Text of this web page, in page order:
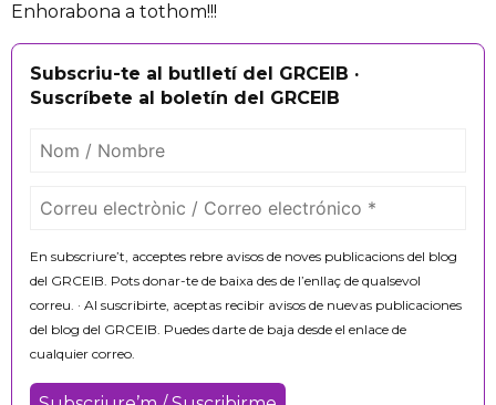
Enhorabona a tothom!!!
Subscriu-te al butlletí del GRCEIB ·
Suscríbete al boletín del GRCEIB
En subscriure’t, acceptes rebre avisos de noves publicacions del blog
del GRCEIB. Pots donar-te de baixa des de l’enllaç de qualsevol
correu. · Al suscribirte, aceptas recibir avisos de nuevas publicaciones
del blog del GRCEIB. Puedes darte de baja desde el enlace de
cualquier correo.